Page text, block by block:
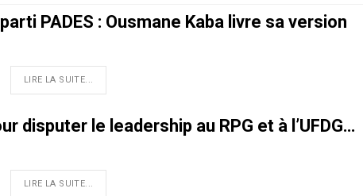
PADES : Ousmane Kaba livre sa version
LIRE LA SUITE...
disputer le leadership au RPG et à l’UFDG…
LIRE LA SUITE...